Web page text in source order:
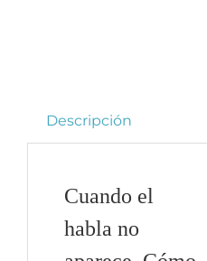
Descripción
Cuando el
habla no